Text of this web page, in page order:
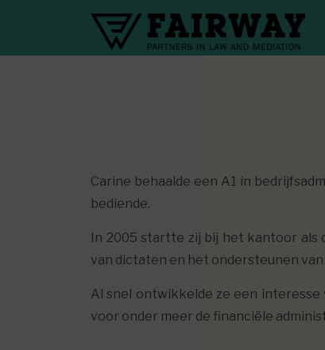
Carine behaalde een A1 in
bediende.
In 2005 startte zij bij het kantoor als
van dictaten en het ondersteunen van
Al snel ontwikkelde ze een
voor onder meer de financiële